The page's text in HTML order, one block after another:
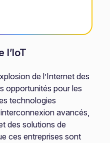
l’IoT
de l’Internet des
opportunités pour les
technologies
avancés,
des solutions de
ces entreprises sont